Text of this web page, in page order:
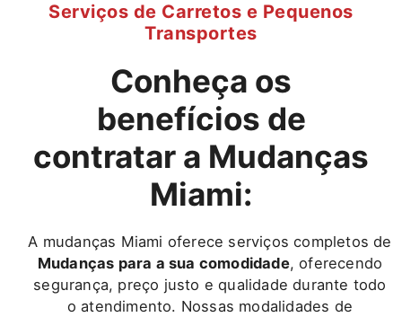
Serviços de Carretos e Pequenos
Transportes
Conheça os
benefícios de
contratar a Mudanças
Miami:
A mudanças Miami oferece serviços completos de
Mudanças para a sua comodidade, oferecendo
segurança, preço justo e qualidade durante todo
o atendimento. Nossas modalidades de